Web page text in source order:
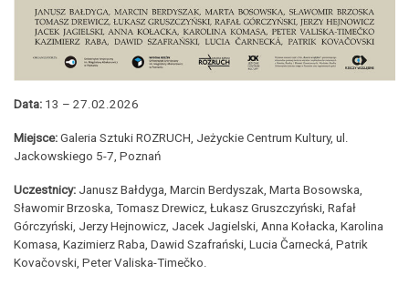
Data: 13 – 27.02.2026
Miejsce: Galeria Sztuki ROZRUCH, Jeżyckie Centrum Kultury, ul.
Jackowskiego 5-7, Poznań
Uczestnicy: Janusz Bałdyga, Marcin Berdyszak, Marta Bosowska,
Sławomir Brzoska, Tomasz Drewicz, Łukasz Gruszczyński, Rafał
Górczyński, Jerzy Hejnowicz, Jacek Jagielski, Anna Kołacka, Karolina
Komasa, Kazimierz Raba, Dawid Szafrański, Lucia Čarnecká, Patrik
Kovačovski, Peter Valiska-Timečko.